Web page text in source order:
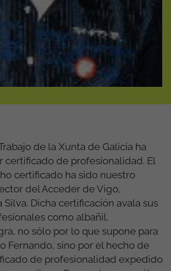
de la Xunta de Galicia ha
certificado de profesionalidad. El
certificado ha sido nuestro
del Acceder de Vigo,
Dicha certificación avala sus
como albañil.
no sólo por lo que supone para
Fernando, sino por el hecho de
de profesionalidad expedido